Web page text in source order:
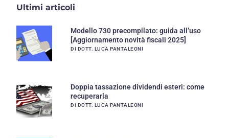
Ultimi articoli
Modello 730 precompilato: guida all’uso
[Aggiornamento novità fiscali 2025]
DI DOTT. LUCA PANTALEONI
Doppia tassazione dividendi esteri: come
recuperarla
DI DOTT. LUCA PANTALEONI